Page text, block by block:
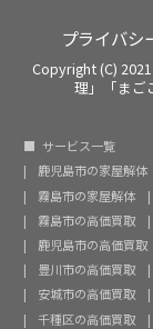
プライバシ
Copyright (C)
理」「まご
サービス一覧
鹿児島市の家屋解体
霧島市の家屋解体
霧島市の高価買取
鹿児島市の高価買取
豊川市の高価買取
安城市の高価買取
千種区の高価買取